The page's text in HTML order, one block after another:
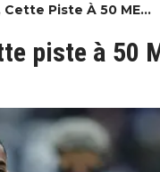
Cette Piste À 50 ME
piste à 50